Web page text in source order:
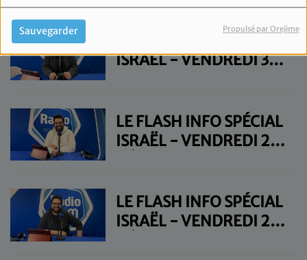
Sauvegarder Propulsé par Orejime
ISRAËL - VENDREDI 3
LE FLASH INFO SPÉCIAL
ISRAËL - VENDREDI 27
LE FLASH INFO SPÉCIAL
ISRAËL - VENDREDI 20